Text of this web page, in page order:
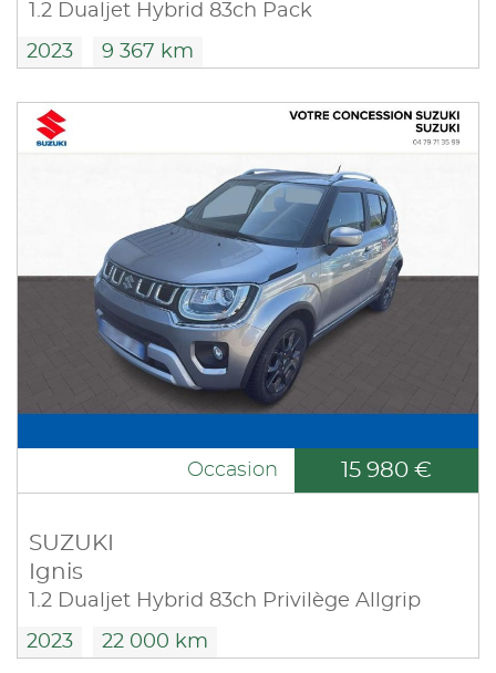
1.2 Dualjet Hybrid 83ch Pack
2023 9 367 km
Occasion 15 980 €
SUZUKI
Ignis
1.2 Dualjet Hybrid 83ch Privilège Allgrip
2023 22 000 km